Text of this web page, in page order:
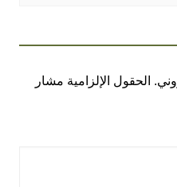
الحقول الإلزامية مشار